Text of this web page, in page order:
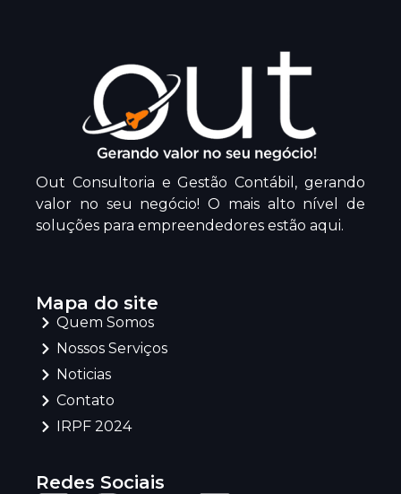
Out Consultoria e Gestão Contábil, gerando
valor no seu negócio! O mais alto nível de
soluções para empreendedores estão aqui.
Mapa do site
Quem Somos
Nossos Serviços
Noticias
Contato
IRPF 2024
Redes Sociais